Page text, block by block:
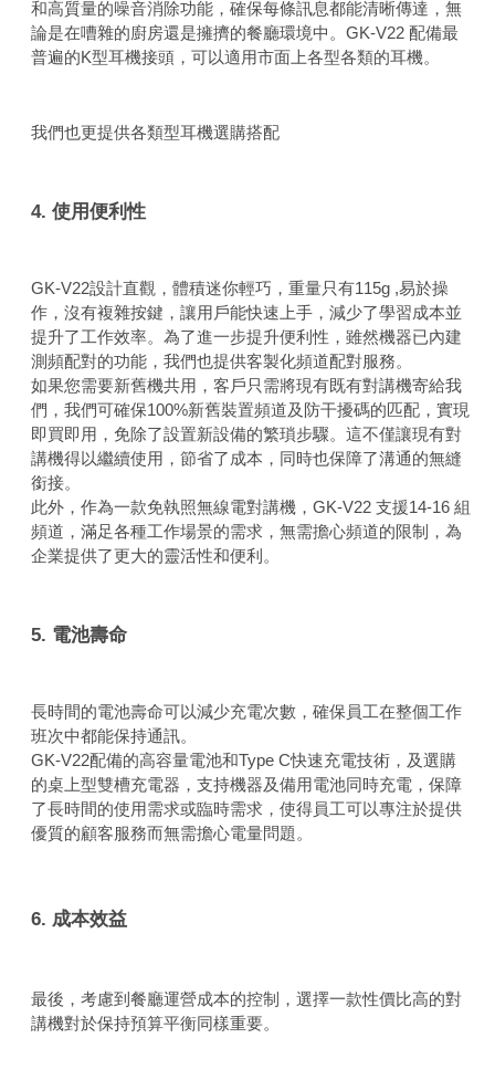
和高質量的噪音消除功能，確保每條訊息都能清晰傳達，無
論是在嘈雜的廚房還是擁擠的餐廳環境中。GK-V22 配備最
普遍的K型耳機接頭，可以適用市面上各型各類的耳機。
我們也更提供各類型耳機選購搭配
4. 使用便利性
GK-V22設計直觀，體積迷你輕巧，重量只有115g ,易於操
作，沒有複雜按鍵，讓用戶能快速上手，減少了學習成本並
提升了工作效率。為了進一步提升便利性，雖然機器已內建
測頻配對的功能，我們也提供客製化頻道配對服務。
如果您需要新舊機共用，客戶只需將現有既有對講機寄給我
們，我們可確保100%新舊裝置頻道及防干擾碼的匹配，實現
即買即用，免除了設置新設備的繁瑣步驟。這不僅讓現有對
講機得以繼續使用，節省了成本，同時也保障了溝通的無縫
銜接。
此外，作為一款免執照無線電對講機，GK-V22 支援14-16 組
頻道，滿足各種工作場景的需求，無需擔心頻道的限制，為
企業提供了更大的靈活性和便利。
5. 電池壽命
長時間的電池壽命可以減少充電次數，確保員工在整個工作
班次中都能保持通訊。
GK-V22配備的高容量電池和Type C快速充電技術，及選購
的桌上型雙槽充電器，支持機器及備用電池同時充電，保障
了長時間的使用需求或臨時需求，使得員工可以專注於提供
優質的顧客服務而無需擔心電量問題。
6. 成本效益
最後，考慮到餐廳運營成本的控制，選擇一款性價比高的對
講機對於保持預算平衡同樣重要。